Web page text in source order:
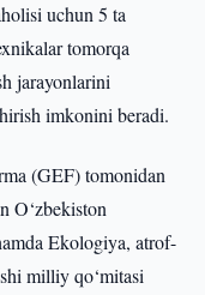
uchun 5 ta
tomorqa
jarayonlarini
imkonini beradi.
(GEF) tomonidan
O‘zbekiston
Ekologiya, atrof-
milliy qo‘mitasi